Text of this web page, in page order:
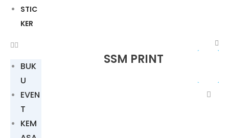
STIC
KER
BUK
U
EVEN
T
KEM
SSM PRINT